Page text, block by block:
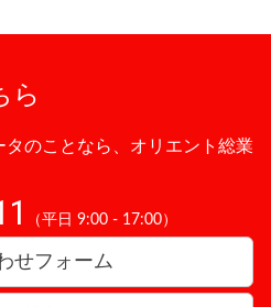
ら
のことなら、オリエント総業
（平日 9:00 - 17:00）
せフォーム